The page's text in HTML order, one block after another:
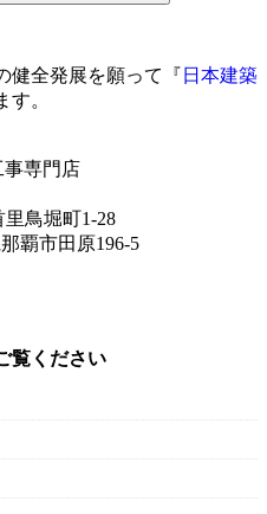
健全発展を願って『 日本建築
す。
専門店
鳥堀町1-28
覇市田原196-5
覧ください